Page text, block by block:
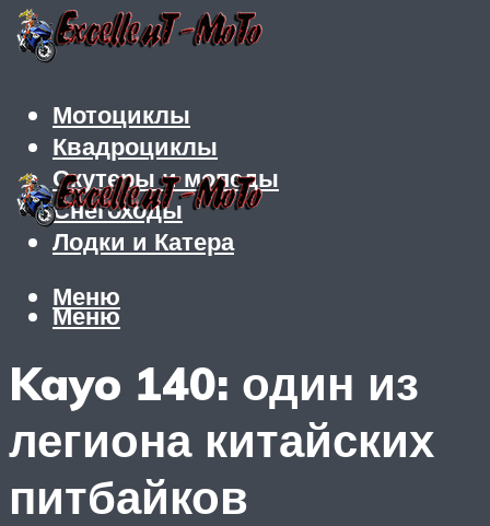
Мотоциклы
Квадроциклы
Скутеры и мопеды
Снегоходы
Лодки и Катера
Меню
Меню
Kayo 140: один из
легиона китайских
питбайков